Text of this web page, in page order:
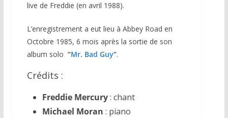
live de Freddie (en avril 1988).
L’enregistrement a eut lieu à Abbey Road en
Octobre 1985, 6 mois après la sortie de son
album solo “Mr. Bad Guy“.
Crédits :
Freddie Mercury: chant
Michael Moran : piano